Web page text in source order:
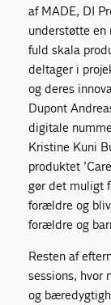
af MADE, DI
understøtte
fuld skala
deltager i
og deres
Dupont
digitale
Kristine Kuni
produktet
gør det muligt
forældre og
forældre og
Resten af
sessions, hvor
og